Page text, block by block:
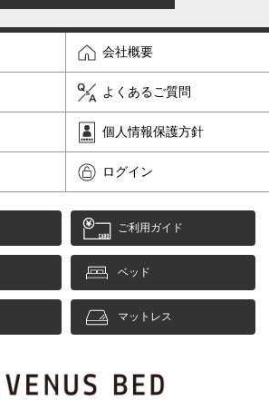
会社概要
よくあるご質問
個人情報保護方針
ログイン
ご利用ガイド
ベッド
マットレス